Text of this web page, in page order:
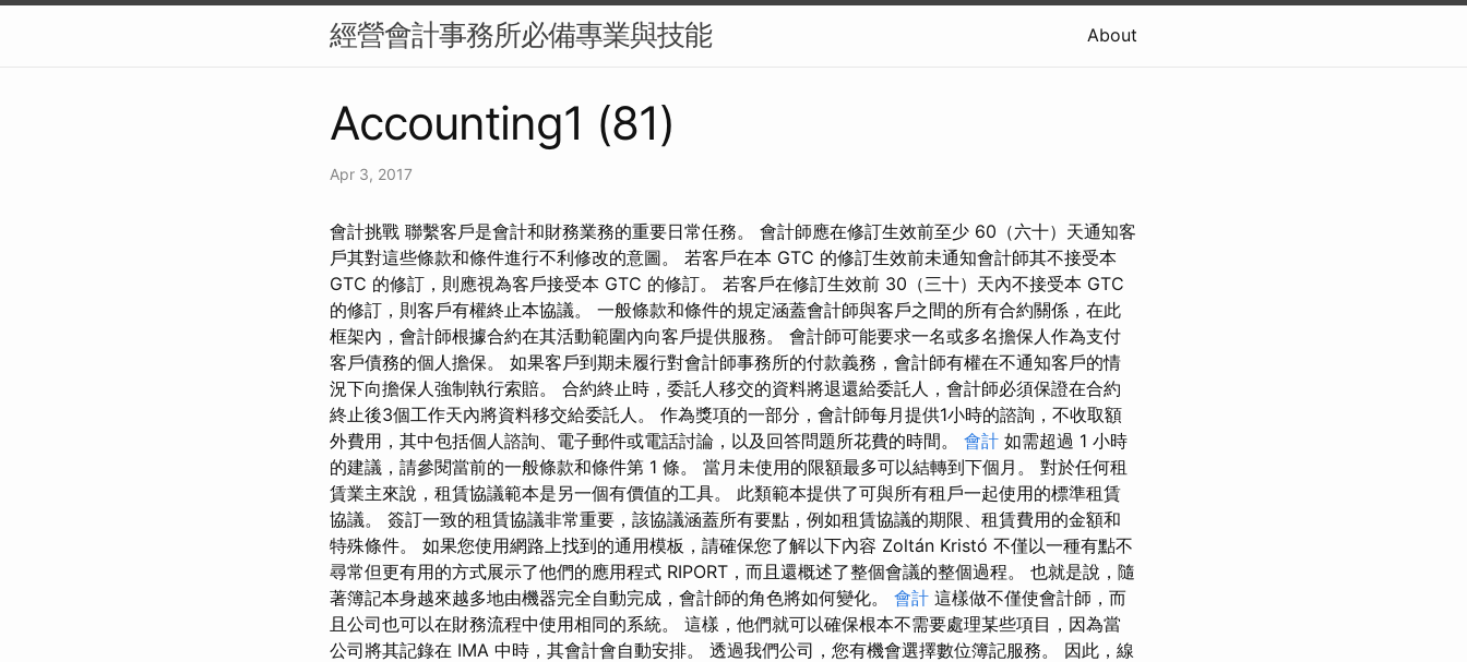
經營會計事務所必備專業與技能 About
Accounting1 (81)
Apr 3, 2017
會計挑戰 聯繫客戶是會計和財務業務的重要日常任務。 會計師應在修訂生效前至少 60（六十）天通知客
戶其對這些條款和條件進行不利修改的意圖。 若客戶在本 GTC 的修訂生效前未通知會計師其不接受本
GTC 的修訂，則應視為客戶接受本 GTC 的修訂。 若客戶在修訂生效前 30（三十）天內不接受本 GTC
的修訂，則客戶有權終止本協議。 一般條款和條件的規定涵蓋會計師與客戶之間的所有合約關係，在此
框架內，會計師根據合約在其活動範圍內向客戶提供服務。 會計師可能要求一名或多名擔保人作為支付
客戶債務的個人擔保。 如果客戶到期未履行對會計師事務所的付款義務，會計師有權在不通知客戶的情
況下向擔保人強制執行索賠。 合約終止時，委託人移交的資料將退還給委託人，會計師必須保證在合約
終止後3個工作天內將資料移交給委託人。 作為獎項的一部分，會計師每月提供1小時的諮詢，不收取額
外費用，其中包括個人諮詢、電子郵件或電話討論，以及回答問題所花費的時間。 會計 如需超過 1 小時
的建議，請參閱當前的一般條款和條件第 1 條。 當月未使用的限額最多可以結轉到下個月。 對於任何租
賃業主來說，租賃協議範本是另一個有價值的工具。 此類範本提供了可與所有租戶一起使用的標準租賃
協議。 簽訂一致的租賃協議非常重要，該協議涵蓋所有要點，例如租賃協議的期限、租賃費用的金額和
特殊條件。 如果您使用網路上找到的通用模板，請確保您了解以下內容 Zoltán Kristó 不僅以一種有點不
尋常但更有用的方式展示了他們的應用程式 RIPORT，而且還概述了整個會議的整個過程。 也就是說，隨
著簿記本身越來越多地由機器完全自動完成，會計師的角色將如何變化。 會計 這樣做不僅使會計師，而
且公司也可以在財務流程中使用相同的系統。 這樣，他們就可以確保根本不需要處理某些項目，因為當
公司將其記錄在 IMA 中時，其會計會自動安排。 透過我們公司，您有機會選擇數位簿記服務。 因此，線